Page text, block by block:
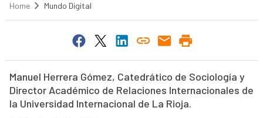
Home Mundo Digital
Manuel Herrera Gómez, Catedrático de Sociología y
Director Académico de Relaciones Internacionales de
la Universidad Internacional de La Rioja.